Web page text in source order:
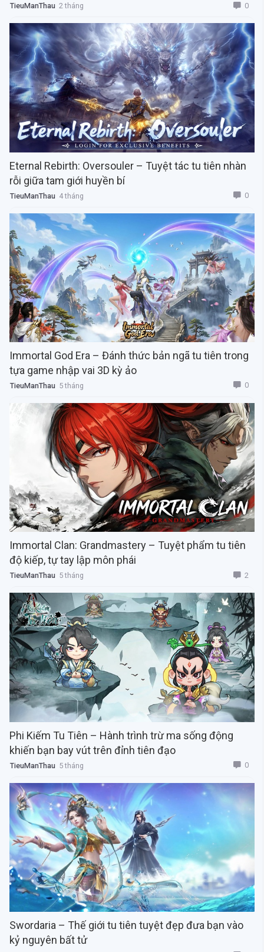
TieuManThau 2 tháng 0
Eternal Rebirth: Oversouler – Tuyệt tác tu tiên nhàn
rỗi giữa tam giới huyền bí
TieuManThau 4 tháng 0
Immortal God Era – Đánh thức bản ngã tu tiên trong
tựa game nhập vai 3D kỳ ảo
TieuManThau 5 tháng 0
Immortal Clan: Grandmastery – Tuyệt phẩm tu tiên
độ kiếp, tự tay lập môn phái
TieuManThau 5 tháng 2
Phi Kiếm Tu Tiên – Hành trình trừ ma sống động
khiến bạn bay vút trên đỉnh tiên đạo
TieuManThau 5 tháng 0
Swordaria – Thế giới tu tiên tuyệt đẹp đưa bạn vào
kỷ nguyên bất tử